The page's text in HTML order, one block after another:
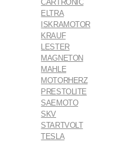
CARTRONIC
ELTRA
ISKRAMOTOR
KRAUF
LESTER
MAGNETON
MAHLE
MOTORHERZ
PRESTOLITE
SAEMOTO
SKV
STARTVOLT
TESLA